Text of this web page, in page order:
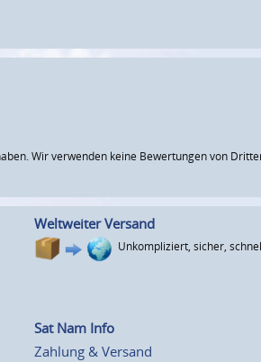
Wir verwenden keine Bewertungen von
Weltweiter Versand
Unkompliziert, sicher,
Sat Nam Info
Zahlung & Versand